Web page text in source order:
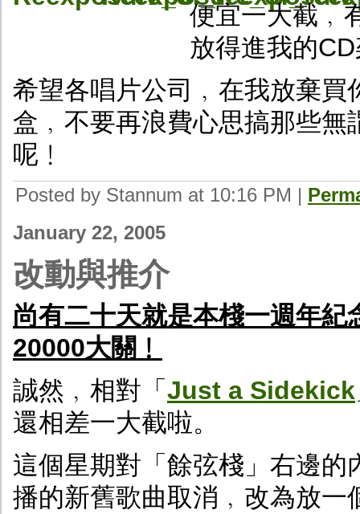
便宜一大截﹐
放得進我的
希望各唱片公司﹐在我放棄
盒﹐不要再浪費心思搞那些
呢﹗
Posted by Stannum at 10:16 PM |
January 22, 2005
改動與推介
尚有二十天就是本棧一週年
20000大關﹗
誠然﹐相對「 Just a Sidekick
還相差一大截啦。
這個星期對「餘弦棧」右邊
播的新舊歌曲取消﹐改為放